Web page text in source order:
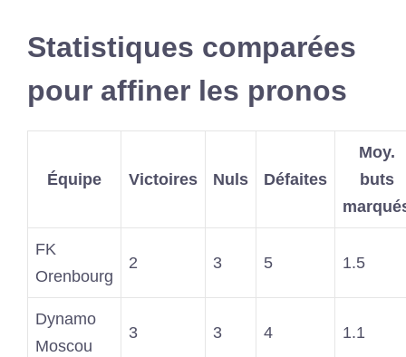
Statistiques comparées
pour affiner les pronos
Équipe Victoires Nuls Défaites
Moy.
buts
FK
Orenbourg
2 3 5 1.5
Dynamo
Moscou
3 3 4 1.1